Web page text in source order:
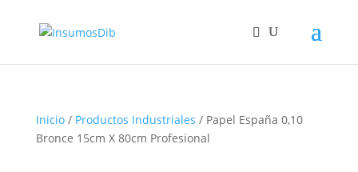
Inicio/ Productos Industriales / Papel España 0,10
Bronce 15cm X 80cm Profesional